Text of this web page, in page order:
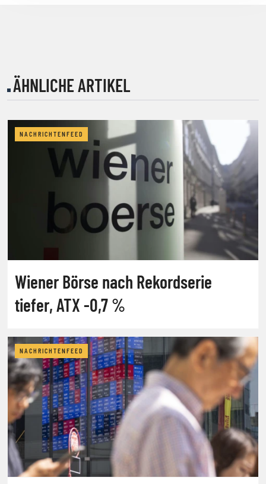
ÄHNLICHE ARTIKEL
NACHRICHTENFEED
Wiener Börse nach Rekordserie
tiefer, ATX -0,7 %
NACHRICHTENFEED